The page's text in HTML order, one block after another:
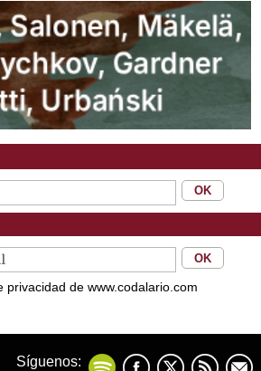
privacidad de www.codalario.com
Síguenos: